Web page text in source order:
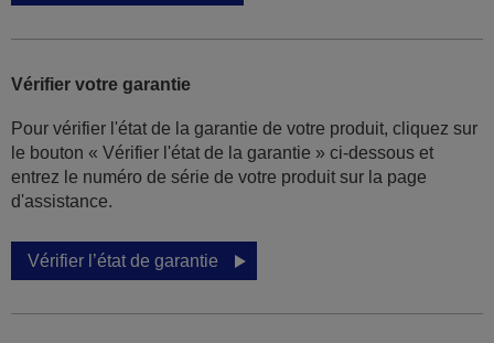
Vérifier votre garantie
Pour vérifier l'état de la garantie de votre produit, cliquez sur
le bouton « Vérifier l'état de la garantie » ci-dessous et
entrez le numéro de série de votre produit sur la page
d'assistance.
Vérifier l’état de garantie